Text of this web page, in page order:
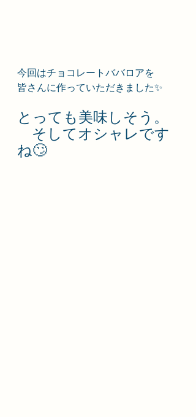
今回はチョコレートババロアを
皆さんに作っていただきました✨
とっても美味しそう。
そしてオシャレです
ね🙄